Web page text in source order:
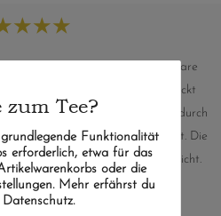
★★★
und lernte, welch wunderbare
So viel Liebe im Anbau schmeckt
und unaufdringliche Beratung durch
die Vorfreude nur noch gesteigert. Die
pünktlich. Bestnoten in jeder Hinsicht.
wieder gerne!
zum Tee?
Funktionalität
erforderlich, etwa für das
oder die
Mehr erfährst du